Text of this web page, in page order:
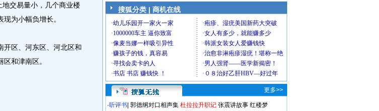
交易量小，几个商业楼
为小幅负增长。
开区、河东区、河北区和
和津南区。
搜狐分类 | 商机在线
更多>>
·听评书 郭德纲对口相声集 杜拉拉升职记 张震讲故事 红楼梦